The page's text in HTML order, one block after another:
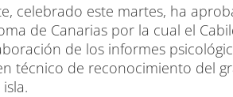
celebrado este martes, ha
de Canarias por la cual el
de los informes
técnico de reconocimiento del